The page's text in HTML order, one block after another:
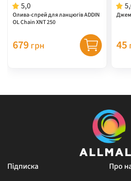
5,0
Олива-спрей для ланцюгів ADDIN
OL Chain XNT 250
679 грн
Джем
45
Підписка
Про